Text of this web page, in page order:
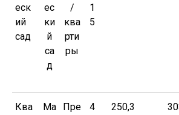
еск
ий
сад
ес
ки
й
са
д
/
ква
рти
ры
1
5
Ква
Ма
Пре
4
250,3